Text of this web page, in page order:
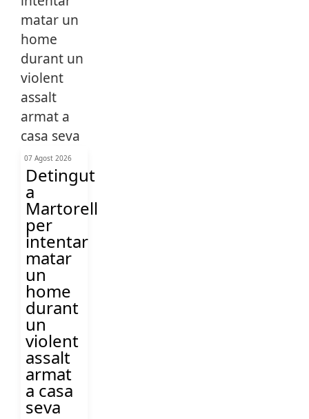
07 Agost 2026
Detingut
a
Martorell
per
intentar
matar
un
home
durant
un
violent
assalt
armat
a casa
seva